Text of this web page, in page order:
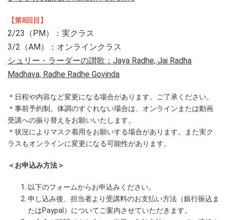
【第8回目】
2/23（PM）：実クラス
3/2（AM）：オンラインクラス
シュリー・ラーダーの讃歌：Jaya Radhe, Jai Radha
Madhava, Radhe Radhe Govinda
＊日程や内容など変更になる場合があります。ご了承ください。
＊事前予約制。体調のすぐれない場合は、オンラインまたは動画
受講への振り替えをお願いいたします。
＊状況によりマスク着用をお願いする場合があります。また実ク
ラスもオンラインに変更になる可能性があります。
＜お申込み方法＞
以下のフォームからお申込みください。
申し込み後、担当者より受講料のお支払い方法（銀行振込ま
たはPaypal）についてご案内させていただきます。